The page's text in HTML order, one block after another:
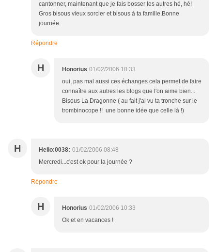
cantonner, maintenant que je fais bosser les autres hé, hé!
Gros bisous vieux sorcier et bisous à ta famille.Bonne
journée.
Répondre
H Honorius 01/02/2006 10:33
oui, pas mal aussi ces échanges cela permet de faire
connaître aux autres les blogs que l'on aime bien...
Bisous La Dragonne ( au fait j'ai vu ta tronche sur le
trombinocope !! une bonne idée que celle là !)
H Hello:0038: 01/02/2006 08:48
Mercredi...c'est ok pour la journée ?
Répondre
H Honorius 01/02/2006 10:33
Ok et en vacances !